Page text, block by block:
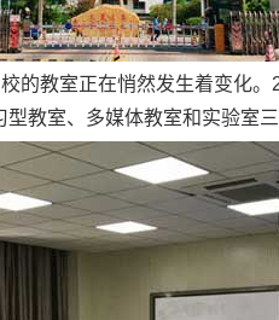
的教室正在悄然发生着变化
教室、多媒体教室和实验室三